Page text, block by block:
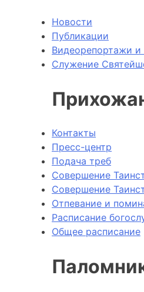
Новости
Публикации
Видеорепортажи
Служение
Контакты
Пресс-центр
Подача треб
Совершение
Совершение
Отпевание и
Расписание
Общее расписание